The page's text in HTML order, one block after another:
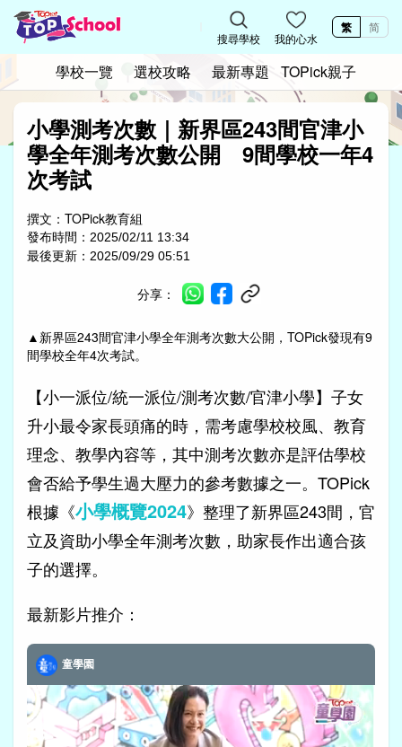
小學測考次數｜新界區243間官津小
學全年測考次數公開 9間學校一年4
次考試
撰文： TOPick教育組
發布時間： 2025/02/11 13:34
最後更新： 2025/09/29 05:51
分享：
▲ 新界區243間官津小學全年測考次數大公開，TOPick發現有9
間學校全年4次考試。
【小一派位/統一派位/測考次數/官津小學】子女
升小最令家長頭痛的時，需考慮學校校風、教育
理念、教學內容等，其中測考次數亦是評估學校
會否給予學生過大壓力的參考數據之一。TOPick
根據《小學概覽2024》整理了新界區243間，官
立及資助小學全年測考次數，助家長作出適合孩
子的選擇。
最新影片推介：
童學園
搜尋學校 我的心水
繁 简
學校一覽 選校攻略 最新專題 TOPick親子